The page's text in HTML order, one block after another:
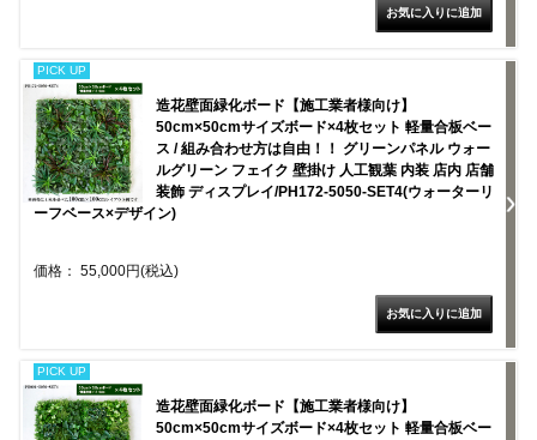
PICK UP
造花壁面緑化ボード【施工業者様向け】
50cm×50cmサイズボード×4枚セット 軽量合板ベー
ス / 組み合わせ方は自由！！ グリーンパネル ウォー
ルグリーン フェイク 壁掛け 人工観葉 内装 店内 店舗
装飾 ディスプレイ/PH172-5050-SET4(ウォーターリ
ーフベース×デザイン)
価格： 55,000円(税込)
PICK UP
造花壁面緑化ボード【施工業者様向け】
50cm×50cmサイズボード×4枚セット 軽量合板ベー